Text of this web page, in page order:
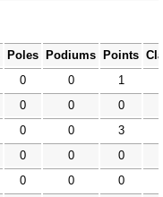
Poles Podiums Points
0 0
1
0 0
0
0 0
3
0 0
0
0 0
0